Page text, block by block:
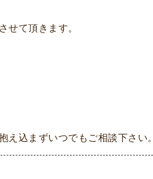
せて頂きます。
え込まずいつでもご相談下さい。